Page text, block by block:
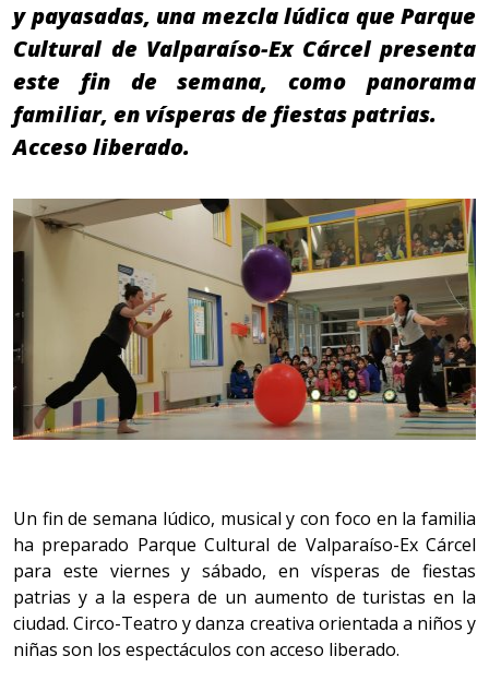
y payasadas, una mezcla lúdica que Parque
Cultural de Valparaíso-Ex Cárcel presenta
este fin de semana, como panorama
familiar, en vísperas de fiestas patrias.
Acceso liberado.
Un fin de semana lúdico, musical y con foco en la familia
ha preparado Parque Cultural de Valparaíso-Ex Cárcel
para este viernes y sábado, en vísperas de fiestas
patrias y a la espera de un aumento de turistas en la
ciudad. Circo-Teatro y danza creativa orientada a niños y
niñas son los espectáculos con acceso liberado.